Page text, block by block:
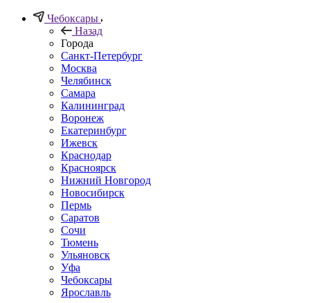
Чебоксары
Назад
Города
Санкт-Петербург
Москва
Челябинск
Самара
Калининград
Воронеж
Екатеринбург
Ижевск
Краснодар
Красноярск
Нижний Новгород
Новосибирск
Пермь
Саратов
Сочи
Тюмень
Ульяновск
Уфа
Чебоксары
Ярославль